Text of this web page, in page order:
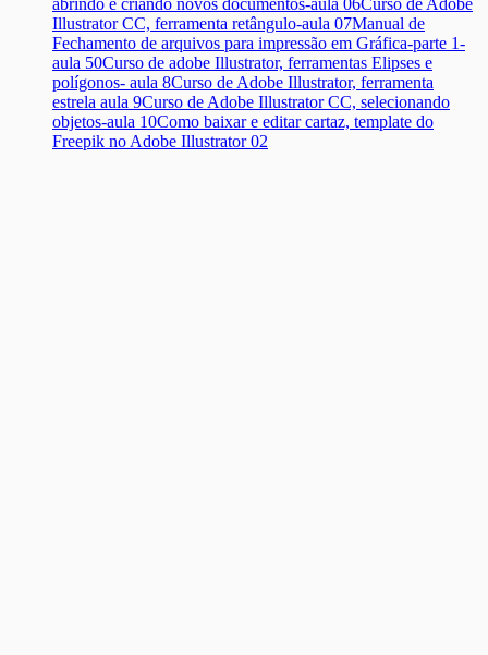
Illustrator CC, ferramenta retângulo-aula 07Manual de
Fechamento de arquivos para impressão em Gráfica-parte 1-
aula 50Curso de adobe Illustrator, ferramentas Elipses e
polígonos- aula 8Curso de Adobe Illustrator, ferramenta
estrela aula 9Curso de Adobe Illustrator CC, selecionando
objetos-aula 10Como baixar e editar cartaz, template do
Freepik no Adobe Illustrator 02